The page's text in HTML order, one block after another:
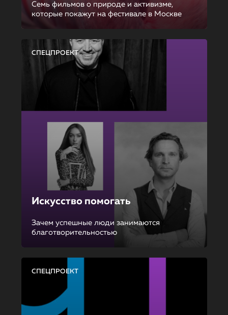
Семь фильмов о природе и активизме,
которые покажут на фестивале в Москве
СПЕЦПРОЕКТ
Искусство помогать
Зачем успешные люди занимаются
благотворительностью
СПЕЦПРОЕКТ